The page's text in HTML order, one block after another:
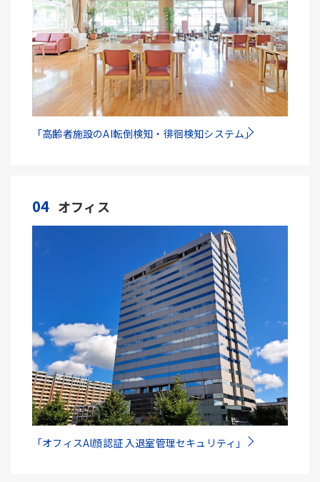
「高齢者施設のAI転倒検知・徘徊検知システム」
04 オフィス
「オフィスAI顔認証 入退室管理セキュリティ」